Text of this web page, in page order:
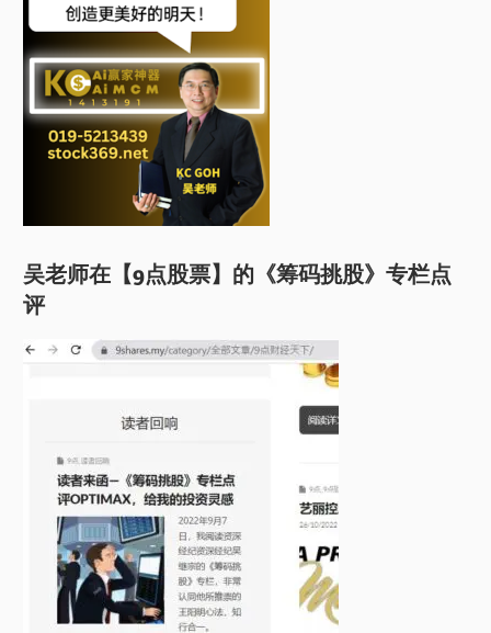
吴老师在【9点股票】的《筹码挑股》专栏点
评